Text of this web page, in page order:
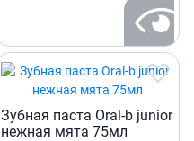
Зубная паста Oral-b junior
нежная мята 75мл